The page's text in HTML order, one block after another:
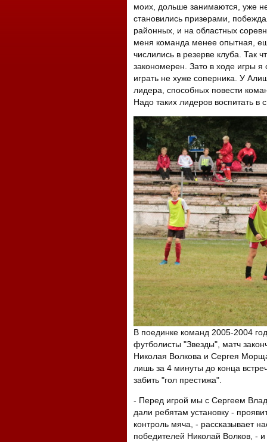
моих, дольше занимаются, уже
становились призерами,
районных, и на областных
меня команда менее опытная,
числились в резерве клуба. Так
закономерен. Зато в ходе игры
играть не хуже соперника. У
лидера, способных повести
Надо таких лидеров воспитать в
В поединке команд 2005-2004
футболисты "Звезды", матч
Николая Волкова и Сергея
лишь за 4 минуты до конца
забить "гол престижа".
- Перед игрой мы с Сергеем
дали ребятам установку -
контроль мяча, - рассказывает
победителей Николай Волков, -